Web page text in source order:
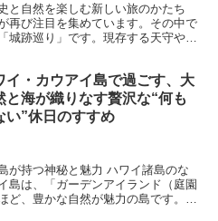
と自然を楽しむ新しい旅のかたち
再び注目を集めています。その中で
城跡巡り」です。現存する天守や復
イ・カウアイ島で過ごす、大
と海が織りなす贅沢な“何も
い”休日のすすめ
が持つ神秘と魅力 ハワイ諸島のな
島は、「ガーデンアイランド（庭園
、豊かな自然が魅力の島です。約